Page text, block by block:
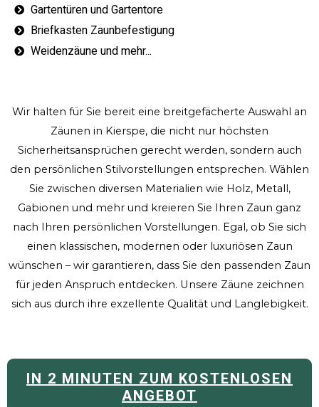
Gartentüren und Gartentore
Briefkasten Zaunbefestigung
Weidenzäune und mehr...
Wir halten für Sie bereit eine breitgefächerte Auswahl an
Zäunen in Kierspe, die nicht nur höchsten
Sicherheitsansprüchen gerecht werden, sondern auch
den persönlichen Stilvorstellungen entsprechen. Wählen
Sie zwischen diversen Materialien wie Holz, Metall,
Gabionen und mehr und kreieren Sie Ihren Zaun ganz
nach Ihren persönlichen Vorstellungen. Egal, ob Sie sich
einen klassischen, modernen oder luxuriösen Zaun
wünschen – wir garantieren, dass Sie den passenden Zaun
für jeden Anspruch entdecken. Unsere Zäune zeichnen
sich aus durch ihre exzellente Qualität und Langlebigkeit.
IN 2 MINUTEN ZUM KOSTENLOSEN
ANGEBOT